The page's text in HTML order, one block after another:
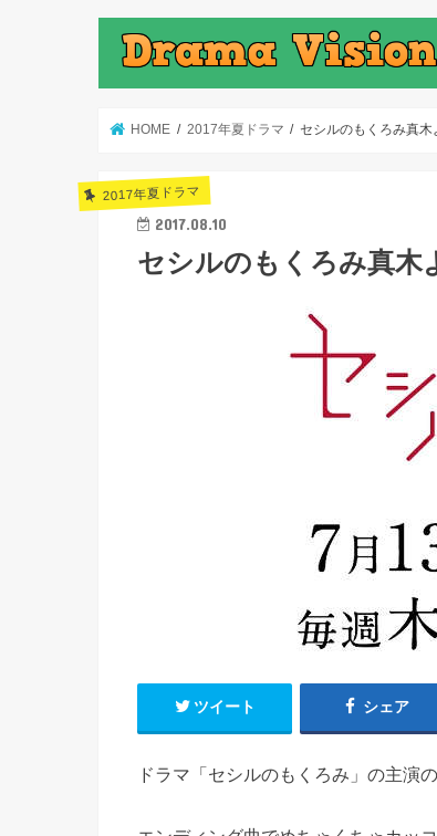
HOME 2017年夏ドラマ セシルのもくろみ真木
2017年夏ドラマ
2017.08.10
セシルのもくろみ真木
ツイート シェア
ドラマ「セシルのもくろみ」の主演